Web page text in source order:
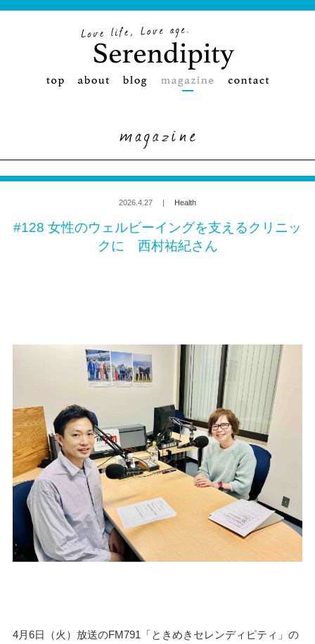
2026.4.27 | Health
#128 女性のウェルビーイングを支えるクリニッ
クに 西村祐紀さん
4月6日（火）放送のFM791「ときめきセレンディピティ」の